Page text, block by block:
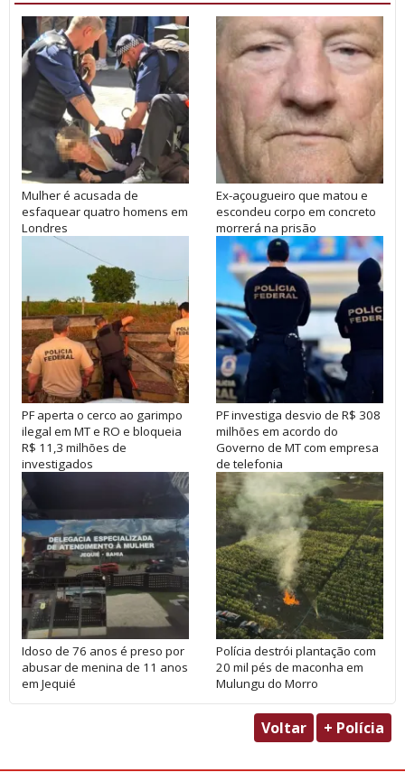
Mulher é acusada de
esfaquear quatro homens em
Londres
Ex-açougueiro que matou e
escondeu corpo em concreto
morrerá na prisão
PF aperta o cerco ao garimpo
ilegal em MT e RO e bloqueia
R$ 11,3 milhões de
investigados
PF investiga desvio de R$ 308
milhões em acordo do
Governo de MT com empresa
de telefonia
Idoso de 76 anos é preso por
abusar de menina de 11 anos
em Jequié
Polícia destrói plantação com
20 mil pés de maconha em
Mulungu do Morro
Voltar + Polícia